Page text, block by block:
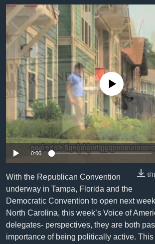
ព័ត៌មាន​​
តែ​
រំលង​
ចូល​
ទៅ​
ទំព័រ​
រំលង​
និង​
ទៅ​
កាន់​
ទំព័រ​
ស្វែង​
រក
កម្ពុជាច្នៃប្រតិដ្ឋ
ព្រឹត្តិការណ៍ព័ត៌មាន
ទូរទស្សន៍ / វីដេអូ​
វិទ្យុ / ផតខាសថ៍
កម្មវិធីទាំងអស់
Khmer English
បណ្តាញ​សង្គម
ភាសា
No media source currently
0:00
ទ
With the Republican Convention
underway in Tampa, Florida and the
Democratic Convention to open next
North Carolina, this week’s Voice of
delegates- perspectives, they are both
importance of being politically active.